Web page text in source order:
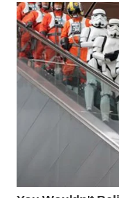
TANJUNG
LESUNG
WN
KARO
WN
SIMALUNGUN